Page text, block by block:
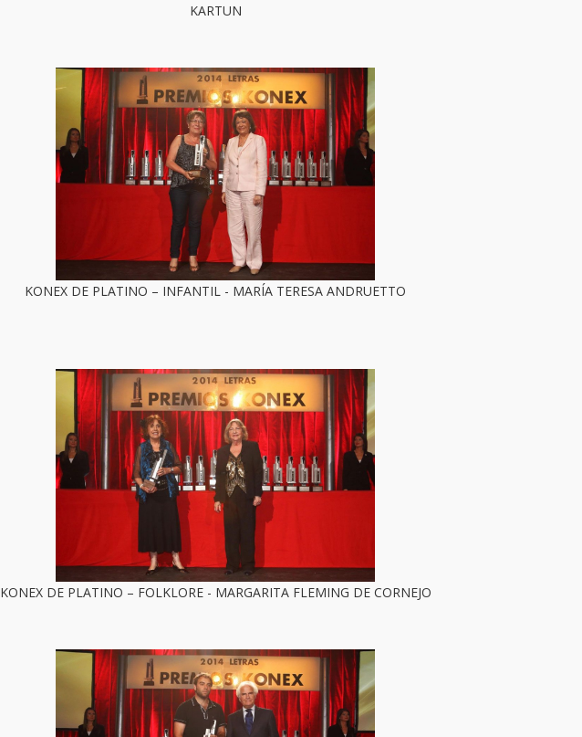
KARTUN
KONEX DE PLATINO – INFANTIL - MARÍA TERESA ANDRUETTO
KONEX DE PLATINO – FOLKLORE - MARGARITA FLEMING DE CORNEJO